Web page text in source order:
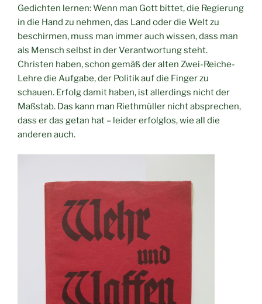
Gedichten lernen: Wenn man Gott bittet, die Regierung
in die Hand zu nehmen, das Land oder die Welt zu
beschirmen, muss man immer auch wissen, dass man
als Mensch selbst in der Verantwortung steht.
Christen haben, schon gemäß der alten Zwei-Reiche-
Lehre die Aufgabe, der Politik auf die Finger zu
schauen. Erfolg damit haben, ist allerdings nicht der
Maßstab. Das kann man Riethmüller nicht absprechen,
dass er das getan hat – leider erfolglos, wie all die
anderen auch.